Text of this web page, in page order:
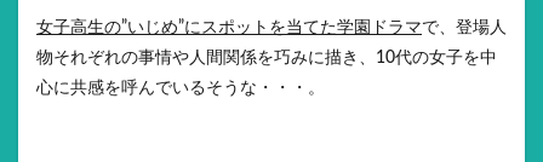
女子高生の”いじめ”にスポットを当てた学園ドラマで、登場人
物それぞれの事情や人間関係を巧みに描き、10代の女子を中
心に共感を呼んでいるそうな・・・。